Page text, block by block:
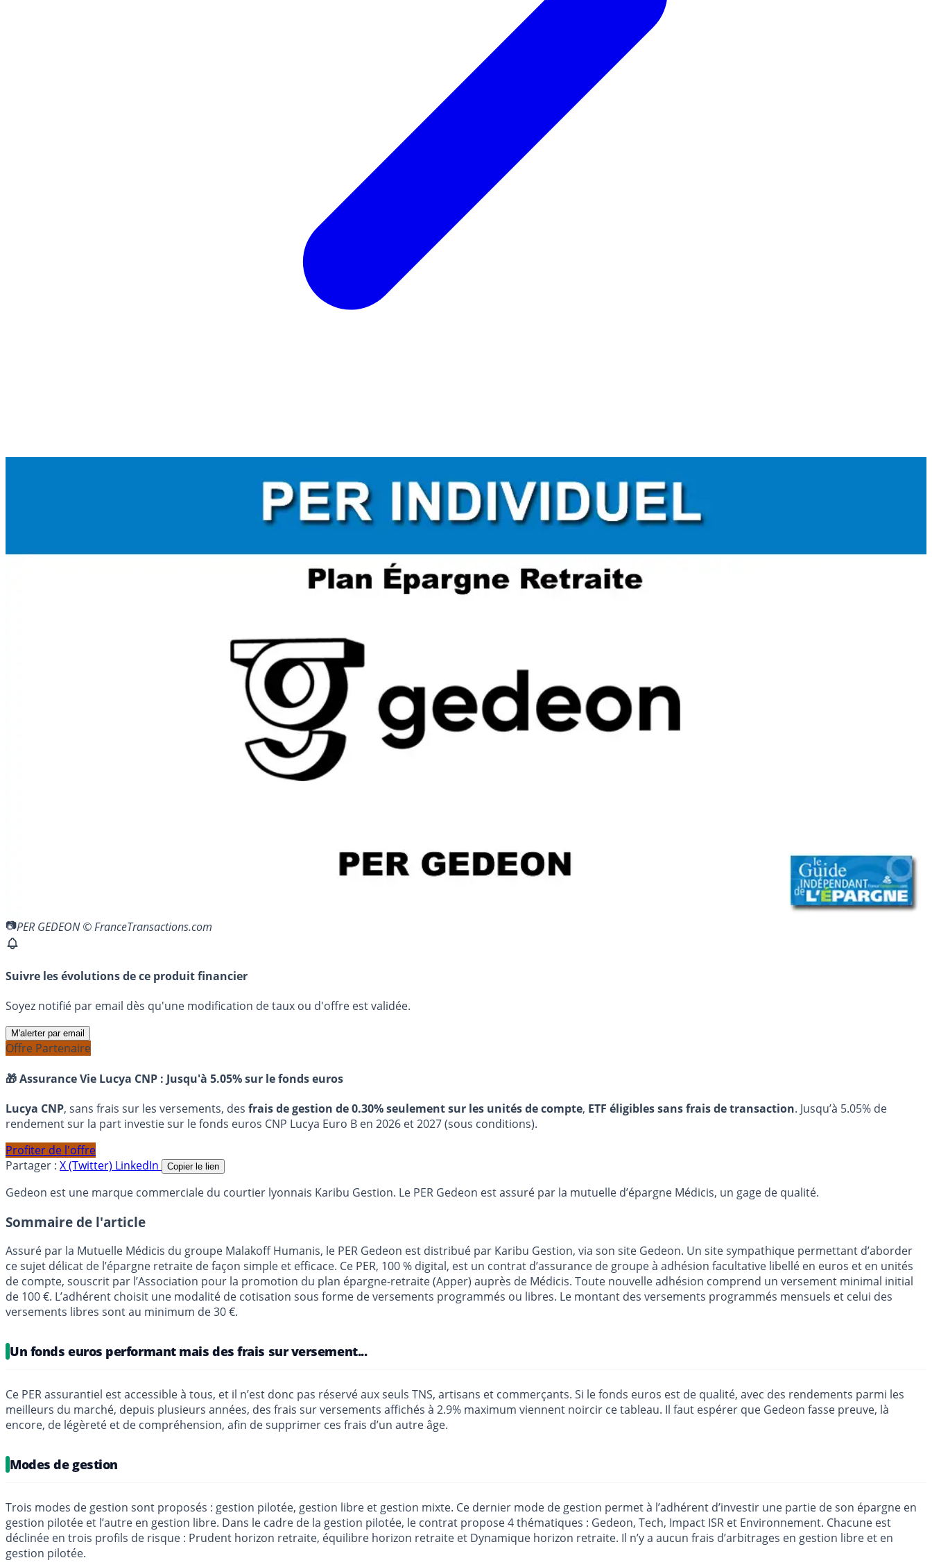
PER GEDEON © FranceTransactions.com
Suivre les évolutions de ce produit financier
Soyez notifié par email dès qu'une modification de taux ou d'offre est validée.
M'alerter par email
Offre Partenaire
🎁 Assurance Vie Lucya CNP : Jusqu'à 5.05% sur le fonds euros
Lucya CNP, sans frais sur les versements, des frais de gestion de 0.30% seulement sur les unités de compte, ETF éligibles sans frais de transaction. Jusqu’à 5.05% de
rendement sur la part investie sur le fonds euros CNP Lucya Euro B en 2026 et 2027 (sous conditions).
Profiter de l'offre
Partager : X (Twitter) LinkedIn Copier le lien
Gedeon est une marque commerciale du courtier lyonnais Karibu Gestion. Le PER Gedeon est assuré par la mutuelle d’épargne Médicis, un gage de qualité.
Sommaire de l'article
Assuré par la Mutuelle Médicis du groupe Malakoff Humanis, le PER Gedeon est distribué par Karibu Gestion, via son site Gedeon. Un site sympathique permettant d’aborder
ce sujet délicat de l’épargne retraite de façon simple et efficace. Ce PER, 100 % digital, est un contrat d’assurance de groupe à adhésion facultative libellé en euros et en unités
de compte, souscrit par l’Association pour la promotion du plan épargne-retraite (Apper) auprès de Médicis. Toute nouvelle adhésion comprend un versement minimal initial
de 100 €. L’adhérent choisit une modalité de cotisation sous forme de versements programmés ou libres. Le montant des versements programmés mensuels et celui des
versements libres sont au minimum de 30 €.
Un fonds euros performant mais des frais sur versement...
Ce PER assurantiel est accessible à tous, et il n’est donc pas réservé aux seuls TNS, artisans et commerçants. Si le fonds euros est de qualité, avec des rendements parmi les
meilleurs du marché, depuis plusieurs années, des frais sur versements affichés à 2.9% maximum viennent noircir ce tableau. Il faut espérer que Gedeon fasse preuve, là
encore, de légèreté et de compréhension, afin de supprimer ces frais d’un autre âge.
Modes de gestion
Trois modes de gestion sont proposés : gestion pilotée, gestion libre et gestion mixte. Ce dernier mode de gestion permet à l’adhérent d’investir une partie de son épargne en
gestion pilotée et l’autre en gestion libre. Dans le cadre de la gestion pilotée, le contrat propose 4 thématiques : Gedeon, Tech, Impact ISR et Environnement. Chacune est
déclinée en trois profils de risque : Prudent horizon retraite, équilibre horizon retraite et Dynamique horizon retraite. Il n’y a aucun frais d’arbitrages en gestion libre et en
gestion pilotée.